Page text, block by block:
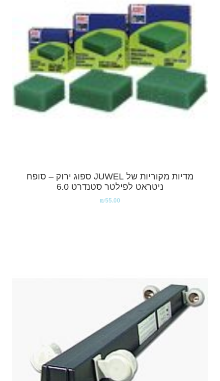
מדיות מקוריות של JUWEL ספוג ירוק – סופח
ניטראט לפילטר סטנדרט 6.0
₪55.00